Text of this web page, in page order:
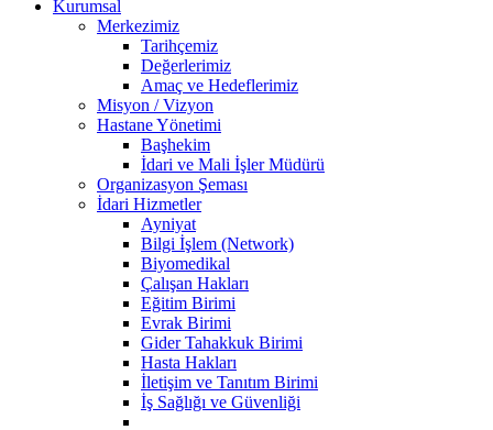
Kurumsal
Merkezimiz
Tarihçemiz
Değerlerimiz
Amaç ve Hedeflerimiz
Misyon / Vizyon
Hastane Yönetimi
Başhekim
İdari ve Mali İşler Müdürü
Organizasyon Şeması
İdari Hizmetler
Ayniyat
Bilgi İşlem (Network)
Biyomedikal
Çalışan Hakları
Eğitim Birimi
Evrak Birimi
Gider Tahakkuk Birimi
Hasta Hakları
İletişim ve Tanıtım Birimi
İş Sağlığı ve Güvenliği